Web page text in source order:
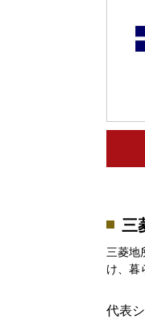
三
三菱地
け、暮
代表